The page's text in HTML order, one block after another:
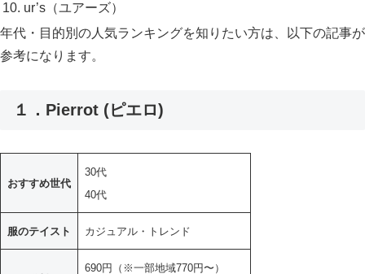
ur’s（ユアーズ）
年代・目的別の人気ランキングを知りたい方は、以下の記事が
参考になります。
１．Pierrot (ピエロ)
おすすめ世代
30代
40代
服のテイスト カジュアル・トレンド
690円（※一部地域770円〜）